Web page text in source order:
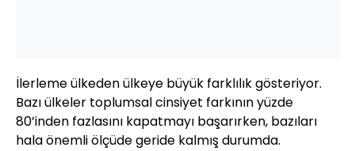
İlerleme ülkeden ülkeye büyük farklılık gösteriyor.
Bazı ülkeler toplumsal cinsiyet farkının yüzde
80’inden fazlasını kapatmayı başarırken, bazıları
hala önemli ölçüde geride kalmış durumda.